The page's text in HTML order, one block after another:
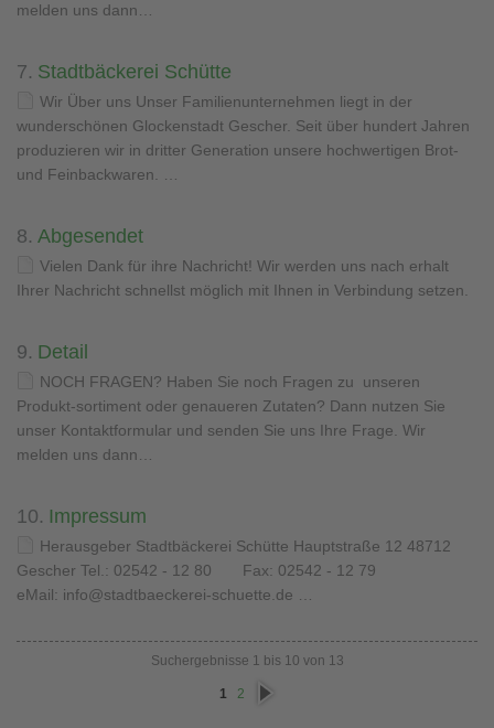
melden uns dann…
7. Stadtbäckerei Schütte
Wir Über uns Unser Familienunternehmen liegt in der
wunderschönen Glockenstadt Gescher. Seit über hundert Jahren
produzieren wir in dritter Generation unsere hochwertigen Brot-
und Feinbackwaren. …
8. Abgesendet
Vielen Dank für ihre Nachricht! Wir werden uns nach erhalt
Ihrer Nachricht schnellst möglich mit Ihnen in Verbindung setzen.
9. Detail
NOCH FRAGEN? Haben Sie noch Fragen zu unseren
Produkt-sortiment oder genaueren Zutaten? Dann nutzen Sie
unser Kontaktformular und senden Sie uns Ihre Frage. Wir
melden uns dann…
10. Impressum
Herausgeber Stadtbäckerei Schütte Hauptstraße 12 48712
Gescher Tel.: 02542 - 12 80 Fax: 02542 - 12 79
eMail: info@stadtbaeckerei-schuette.de …
Suchergebnisse 1 bis 10 von 13
1 2
näc